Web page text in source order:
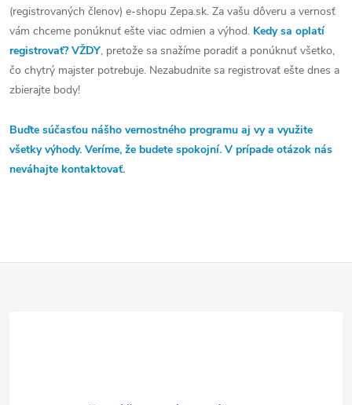
(registrovaných členov) e-shopu Zepa.sk. Za vašu dôveru a vernosť
vám chceme ponúknuť ešte viac odmien a výhod. Kedy sa oplatí
registrovať? VŽDY, pretože sa snažíme poradiť a ponúknuť všetko,
čo chytrý majster potrebuje. Nezabudnite sa registrovať ešte dnes a
zbierajte body!
Buďte súčasťou nášho vernostného programu aj vy a využite
všetky výhody. Veríme, že budete spokojní. V prípade otázok nás
neváhajte kontaktovať.